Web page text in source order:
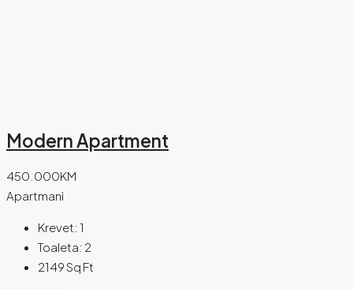
Modern Apartment
450.000KM
Apartmani
Krevet: 1
Toaleta: 2
2149Sq Ft